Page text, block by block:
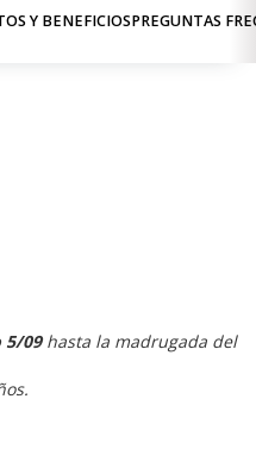
Y BENEFICIOSPREGUNTAS
5/09 hasta la madrugada del